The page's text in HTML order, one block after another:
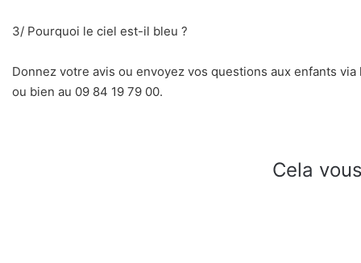
3/ Pourquoi le ciel est-il bleu ?
Donnez votre avis ou envoyez vos questions aux enfants
ou bien au 09 84 19 79 00.
Cela